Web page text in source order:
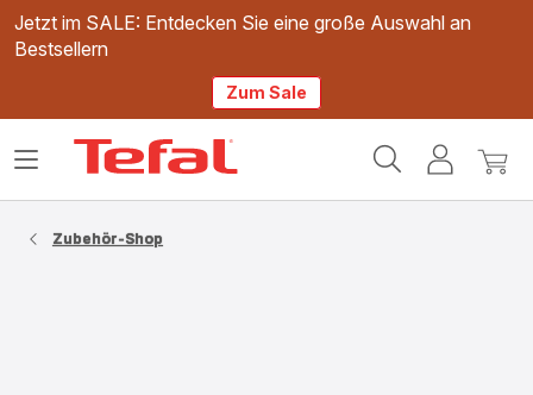
Jetzt im SALE: Entdecken Sie eine große Auswahl an
Bestsellern
Zum Sale
Mein
Mein
Das
Zubehör-Shop